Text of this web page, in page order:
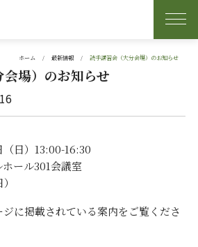
ホーム 最新情報 読手講習会（大分会場）のお知らせ
場）のお知らせ
日）13:00-16:30
ール301会議室
に掲載されている案内をご覧くださ